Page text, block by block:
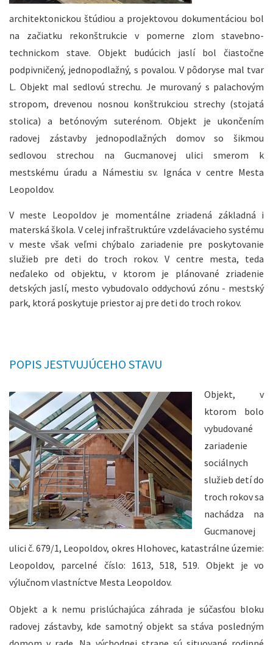
architektonickou štúdiou a projektovou dokumentáciou bol
na začiatku rekonštrukcie v pomerne zlom stavebno-
technickom stave. Objekt budúcich jaslí bol čiastočne
podpivničený, jednopodlažný, s povalou. V pôdoryse mal tvar
L. Objekt mal sedlovú strechu. Je murovaný s palachovým
stropom, drevenou nosnou konštrukciou strechy (stojatá
stolica) a betónovým suterénom. Objekt je ukončením
radovej zástavby jednopodlažných domov so šikmou
sedlovou strechou na Gucmanovej ulici smerom k
mestskému úradu a Námestiu sv. Ignáca v centre Mesta
Leopoldov.
V meste Leopoldov je momentálne zriadená základná i
materská škola. V celej infraštruktúre vzdelávacieho systému
v meste však veľmi chýbalo zariadenie pre poskytovanie
služieb pre deti do troch rokov. V centre mesta, teda
neďaleko od objektu, v ktorom je plánované zriadenie
detských jaslí, mesto vybudovalo oddychovú zónu - mestský
park, ktorá poskytuje priestor aj pre deti do troch rokov.
POPIS JESTVUJÚCEHO STAVU
Objekt, v
ktorom bolo
vybudované
zariadenie
sociálnych
služieb detí do
troch rokov sa
nachádza na
Gucmanovej
ulici č. 679/1, Leopoldov, okres Hlohovec, katastrálne územie:
Leopoldov, parcelné číslo: 1613, 518, 519. Objekt je vo
výlučnom vlastníctve Mesta Leopoldov.
Objekt a k nemu prislúchajúca záhrada je súčasťou bloku
radovej zástavby, kde samotný objekt sa stáva posledným